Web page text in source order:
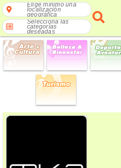
Elige mínimo una
localización
geográfica
Selecciona las
categorías
deseadas